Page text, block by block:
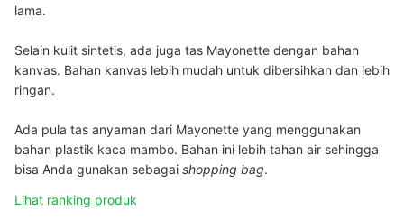
lama.
Selain kulit sintetis, ada juga tas Mayonette dengan bahan
kanvas. Bahan kanvas lebih mudah untuk dibersihkan dan lebih
ringan.
Ada pula tas anyaman dari Mayonette yang menggunakan
bahan plastik kaca mambo. Bahan ini lebih tahan air sehingga
bisa Anda gunakan sebagai shopping bag.
Lihat ranking produk